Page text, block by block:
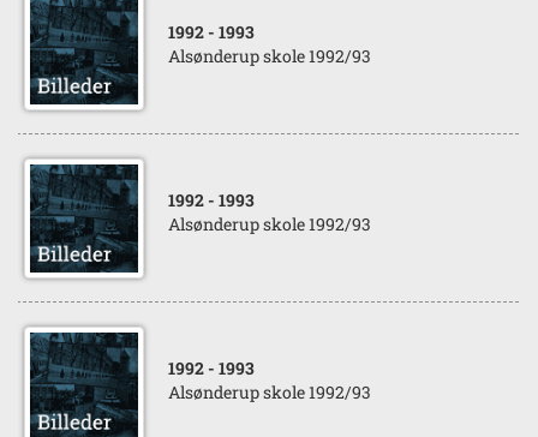
1992 - 1993
Alsønderup skole 1992/93
1992 - 1993
Alsønderup skole 1992/93
1992 - 1993
Alsønderup skole 1992/93